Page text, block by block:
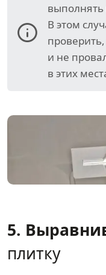
В этом
и не
в этих
5.
плитку